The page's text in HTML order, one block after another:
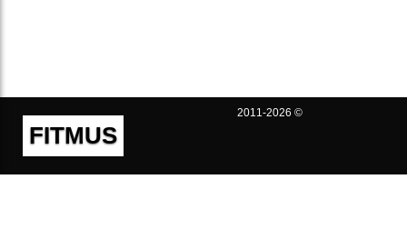
FITMUS
2011-2026 ©